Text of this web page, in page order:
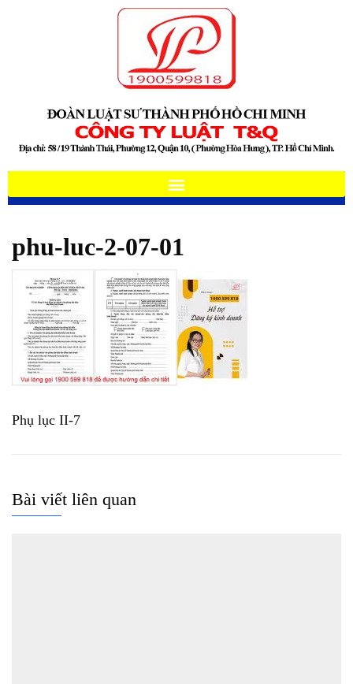
phu-luc-2-07-01
Phụ lục II-7
Bài viết liên quan